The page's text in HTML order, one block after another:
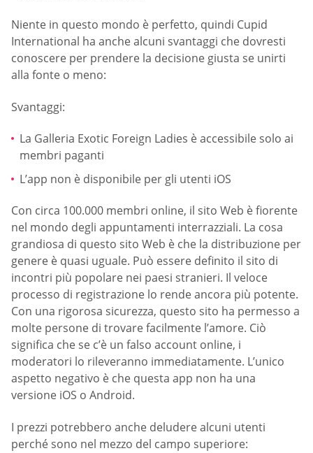
Niente in questo mondo è perfetto, quindi Cupid
International ha anche alcuni svantaggi che dovresti
conoscere per prendere la decisione giusta se unirti
alla fonte o meno:
Svantaggi:
La Galleria Exotic Foreign Ladies è accessibile solo ai
membri paganti
L’app non è disponibile per gli utenti iOS
Con circa 100.000 membri online, il sito Web è fiorente
nel mondo degli appuntamenti interrazziali. La cosa
grandiosa di questo sito Web è che la distribuzione per
genere è quasi uguale. Può essere definito il sito di
incontri più popolare nei paesi stranieri. Il veloce
processo di registrazione lo rende ancora più potente.
Con una rigorosa sicurezza, questo sito ha permesso a
molte persone di trovare facilmente l’amore. Ciò
significa che se c’è un falso account online, i
moderatori lo rileveranno immediatamente. L’unico
aspetto negativo è che questa app non ha una
versione iOS o Android.
I prezzi potrebbero anche deludere alcuni utenti
perché sono nel mezzo del campo superiore: